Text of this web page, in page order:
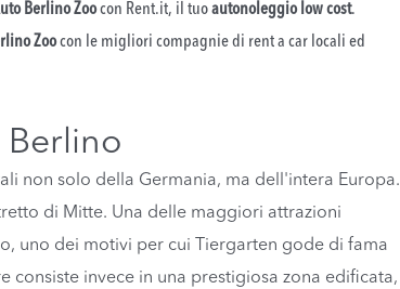
Berlino Zoocon Rent.it, il tuoautonoleggio low cost.
Zoocon le migliori compagnie di rent a car locali ed
Berlino
non solo della Germania, ma dell'intera Europa.
di Mitte. Una delle maggiori attrazioni
uno dei motivi per cui Tiergarten gode di fama
invece in una prestigiosa zona edificata,